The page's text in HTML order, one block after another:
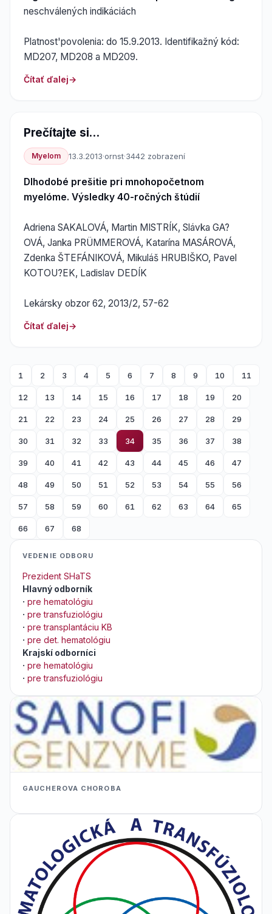
neschválených indikáciách
Platnost'povolenia: do 15.9.2013. Identifikažný kód:
MD207, MD208 a MD209.
Čítať ďalej
Prečítajte si...
Myelom 13.3.2013·ornst·3442 zobrazení
Dlhodobé prešitie pri mnohopočetnom
myelóme. Výsledky 40-ročných štúdií
Adriena SAKALOVÁ, Martin MISTRÍK, Slávka GA?
OVÁ, Janka PRÜMMEROVÁ, Katarína MASÁROVÁ,
Zdenka ŠTEFÁNIKOVÁ, Mikuláš HRUBIŠKO, Pavel
KOTOU?EK, Ladislav DEDÍK
Lekársky obzor 62, 2013/2, 57-62
Čítať ďalej
1 2 3 4 5 6 7 8 9 10 11
12 13 14 15 16 17 18 19 20
21 22 23 24 25 26 27 28 29
30 31 32 33 34 35 36 37 38
39 40 41 42 43 44 45 46 47
48 49 50 51 52 53 54 55 56
57 58 59 60 61 62 63 64 65
66 67 68
VEDENIE ODBORU
Prezident SHaTS
Hlavný odborník
· pre hematológiu
· pre transfuziológiu
· pre transplantáciu KB
· pre det. hematológiu
Krajskí odborníci
· pre hematológiu
· pre transfuziológiu
GAUCHEROVA CHOROBA